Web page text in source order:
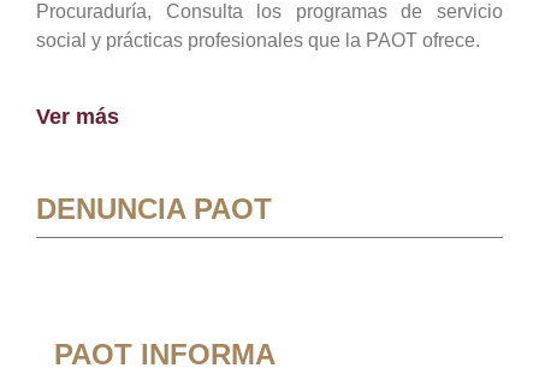
Procuraduría, Consulta los programas de servicio
social y prácticas profesionales que la PAOT ofrece.
Ver más
DENUNCIA PAOT
PAOT INFORMA